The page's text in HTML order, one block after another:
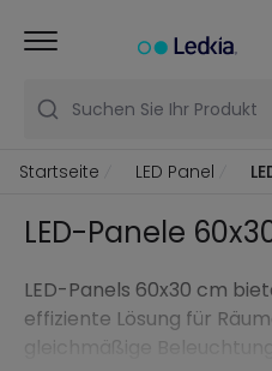
Suchen Sie Ihr Produkt
Startseite LED Panel
LED-Panele
LED-Panels 60x30 cm
effiziente Lösung für
gleichmäßige